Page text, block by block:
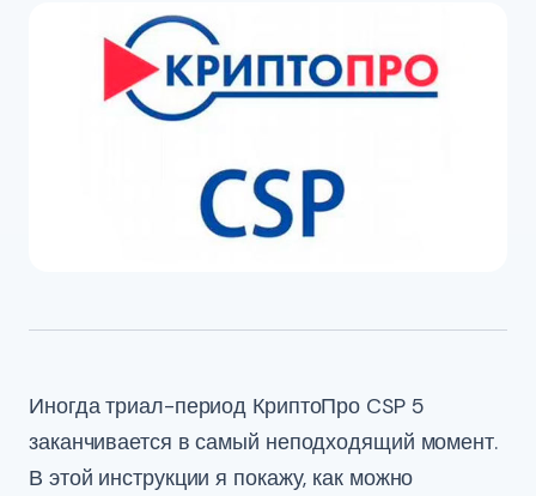
Иногда триал-период КриптоПро CSP 5
заканчивается в самый неподходящий момент.
В этой инструкции я покажу, как можно